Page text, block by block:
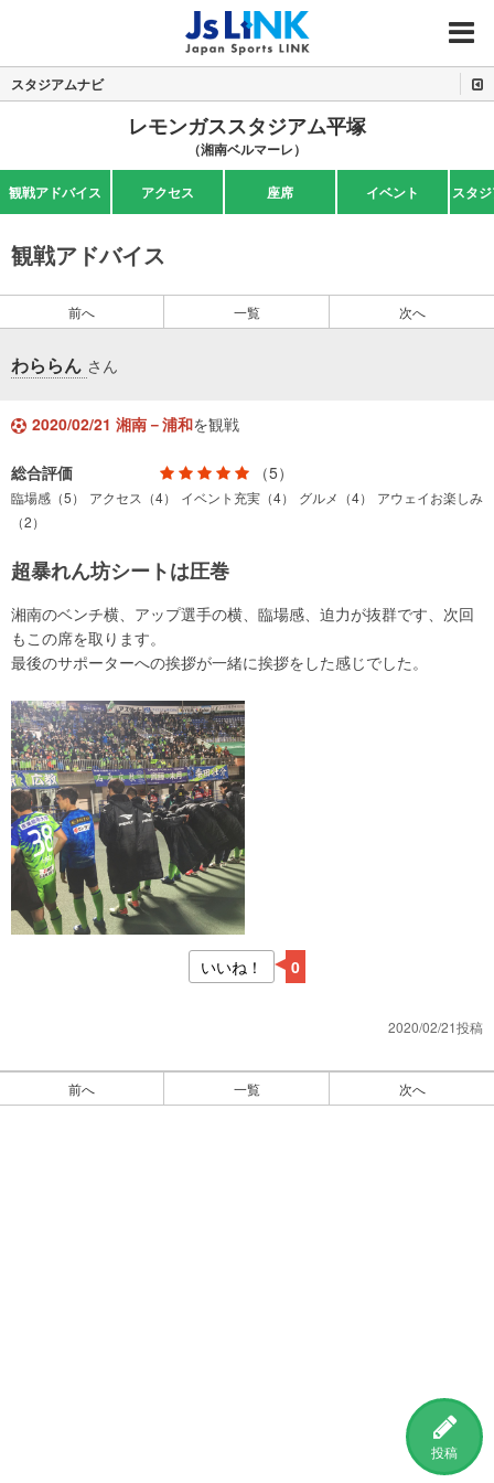
MENU
投稿
スタジアムナビ
レモンガススタジアム平塚
（湘南ベルマーレ）
観戦アドバイス アクセス 座席 イベント スタ
観戦アドバイス
前へ 一覧 次へ
わららん さん
2020/02/21 湘南－浦和を観戦
総合評価 （5）
臨場感（5） アクセス（4） イベント充実（4） グルメ（4）
アウェイお楽しみ
（2）
超暴れん坊シートは圧巻
湘南のベンチ横、アップ選手の横、臨場感、迫力が抜群です、次回
もこの席を取ります。
最後のサポーターへの挨拶が一緒に挨拶をした感じでした。
いいね！ 0
2020/02/21投稿
前へ 一覧 次へ